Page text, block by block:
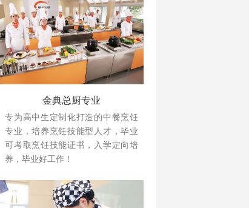
金典总厨专业
专为高中生定制化打造的中餐烹饪
专业，培养烹饪技能型人才，毕业
可考取烹饪技能证书，入学定向培
养，毕业好工作！